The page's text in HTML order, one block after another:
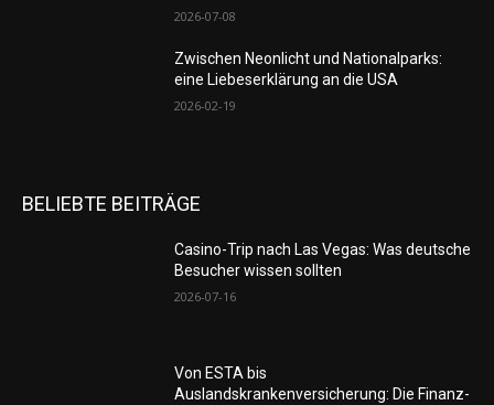
2026-07-08
Zwischen Neonlicht und Nationalparks:
eine Liebeserklärung an die USA
2026-02-19
BELIEBTE BEITRÄGE
Casino-Trip nach Las Vegas: Was deutsche
Besucher wissen sollten
2026-07-16
Von ESTA bis
Auslandskrankenversicherung: Die Finanz-